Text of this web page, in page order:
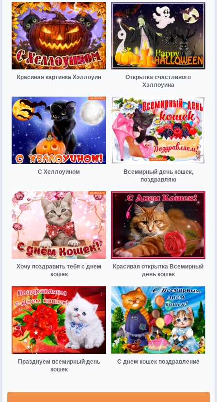
Красивая картинка Хэллоуин
Открытка счастливого
Хэллоуина
С Хеллоуином
Всемирный день кошек,
поздравляю
Хочу поздравить тебя с днем
кошек
Красивая открытка Всемирный
день кошек
Празднуем всемирный день
кошек
С днем кошек поздравление